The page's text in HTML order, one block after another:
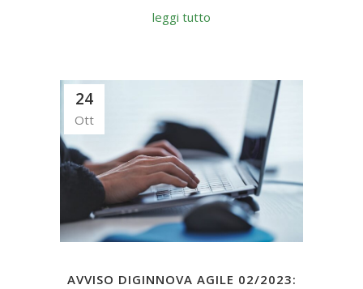
leggi tutto
24
Ott
AVVISO DIGINNOVA AGILE 02/2023: